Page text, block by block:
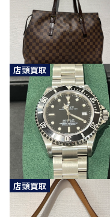
店頭買取
店頭買取